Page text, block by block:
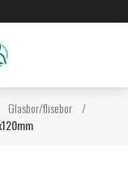
Glasbor/flisebor /